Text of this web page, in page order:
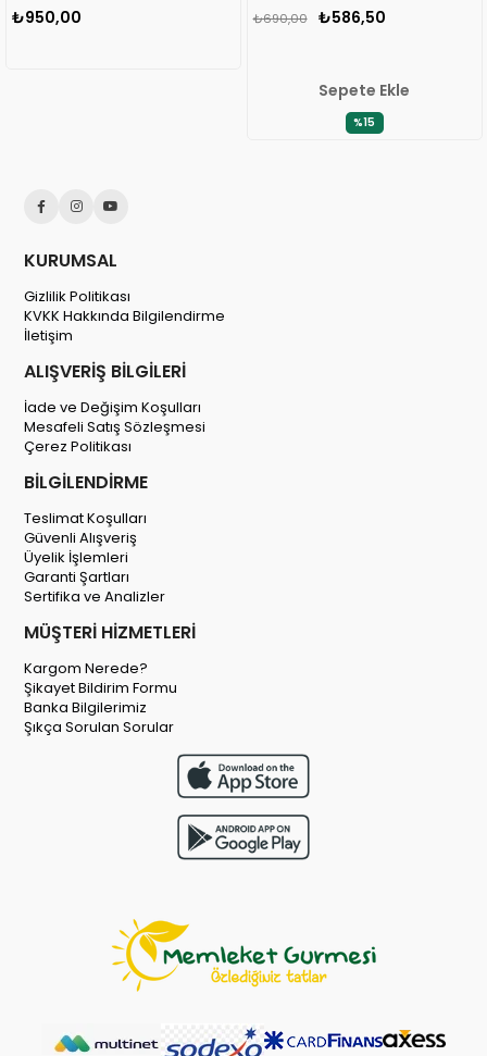
₺950,00
₺586,50
₺690,00
Sepete Ekle
%15
KURUMSAL
Gizlilik Politikası
KVKK Hakkında Bilgilendirme
İletişim
ALIŞVERİŞ BİLGİLERİ
İade ve Değişim Koşulları
Mesafeli Satış Sözleşmesi
Çerez Politikası
BİLGİLENDİRME
Teslimat Koşulları
Güvenli Alışveriş
Üyelik İşlemleri
Garanti Şartları
Sertifika ve Analizler
MÜŞTERİ HİZMETLERİ
Kargom Nerede?
Şikayet Bildirim Formu
Banka Bilgilerimiz
Şıkça Sorulan Sorular